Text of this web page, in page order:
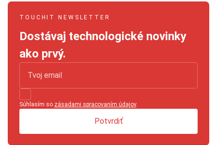
TOUCHIT NEWSLETTER
Dostávaj technologické novinky
ako prvý.
Súhlasím so zásadami spracovaním údajov.
Potvrdiť